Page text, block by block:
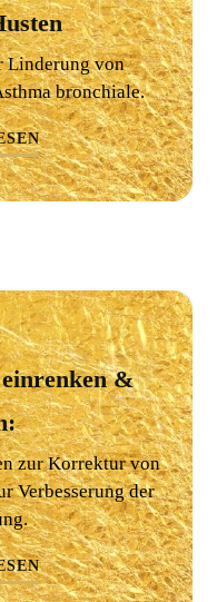
Linderung von
bronchiale.
einrenken &
zur Korrektur von
Verbesserung der